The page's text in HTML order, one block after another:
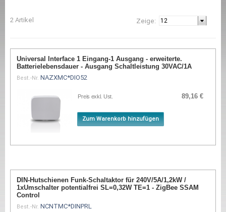
2 Artikel Zeige:
Universal Interface 1 Eingang-1 Ausgang - erweiterte.
Batterielebensdauer - Ausgang Schaltleistung 30VAC/1A
Best.-Nr. NAZXMC*DIO52
Preis exkl. Ust. 89,16 €
Zum Warenkorb hinzufügen
DIN-Hutschienen Funk-Schaltaktor für 240V/5A/1,2kW /
1xUmschalter potentialfrei SL=0,32W TE=1 - ZigBee SSAM
Control
Best.-Nr. NCNTMC*DINPRL